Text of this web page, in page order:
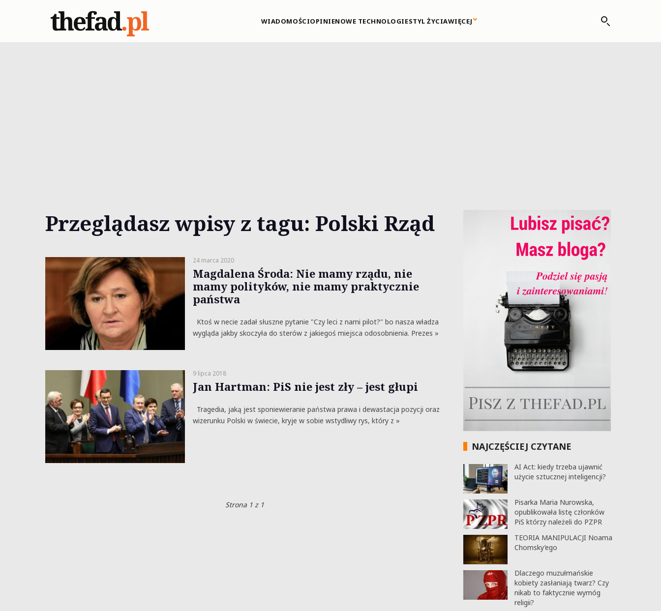
thefad.pl WIADOMOŚCIOPINIENOWE TECHNOLOGIESTYL ŻYCIAWIĘCEJ
Przeglądasz wpisy z tagu: Polski Rząd
24 marca 2020
Magdalena Środa: Nie mamy rządu, nie
mamy polityków, nie mamy praktycznie
państwa
Ktoś w necie zadał słuszne pytanie "Czy leci z nami pilot?" bo nasza władza
wygląda jakby skoczyła do sterów z jakiegoś miejsca odosobnienia. Prezes »
9 lipca 2018
Jan Hartman: PiS nie jest zły – jest głupi
Tragedia, jaką jest sponiewieranie państwa prawa i dewastacja pozycji oraz
wizerunku Polski w świecie, kryje w sobie wstydliwy rys, który z »
Strona 1 z 1
NAJCZĘŚCIEJ CZYTANE
AI Act: kiedy trzeba ujawnić
użycie sztucznej inteligencji?
Pisarka Maria Nurowska,
opublikowała listę członków
PiS którzy należeli do PZPR
TEORIA MANIPULACJI Noama
Chomsky’ego
Dlaczego muzułmańskie
kobiety zasłaniają twarz? Czy
nikab to faktycznie wymóg
religii?